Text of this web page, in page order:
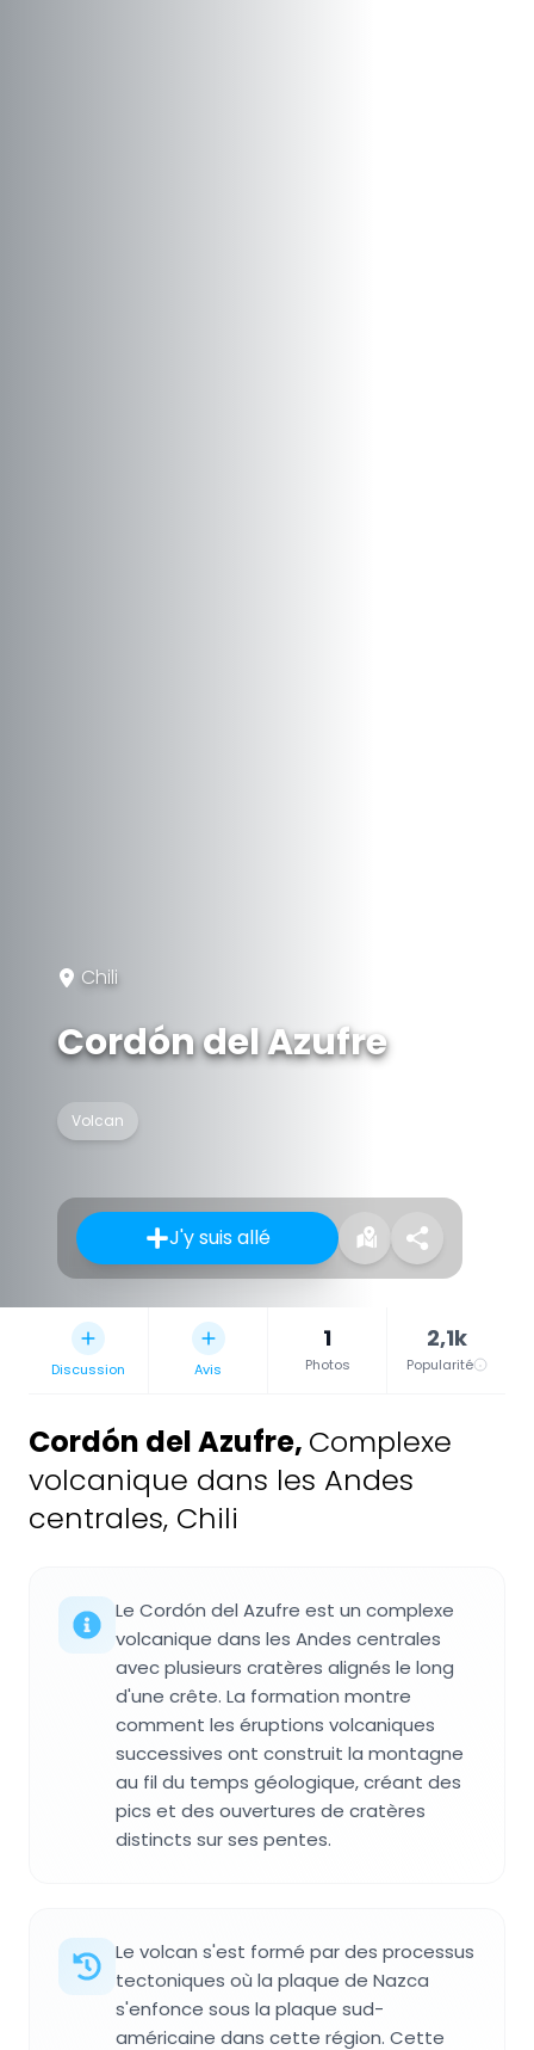
Chili
Cordón del Azufre
Volcan
J'y suis allé
Discussion Avis
1
Photos
2,1k
Popularité
Cordón del Azufre, Complexe
volcanique dans les Andes
centrales, Chili
Le Cordón del Azufre est un complexe
volcanique dans les Andes centrales
avec plusieurs cratères alignés le long
d'une crête. La formation montre
comment les éruptions volcaniques
successives ont construit la montagne
au fil du temps géologique, créant des
pics et des ouvertures de cratères
distincts sur ses pentes.
Le volcan s'est formé par des processus
tectoniques où la plaque de Nazca
s'enfonce sous la plaque sud-
américaine dans cette région. Cette